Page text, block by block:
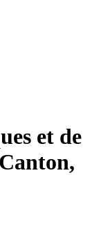
et de
Canton,